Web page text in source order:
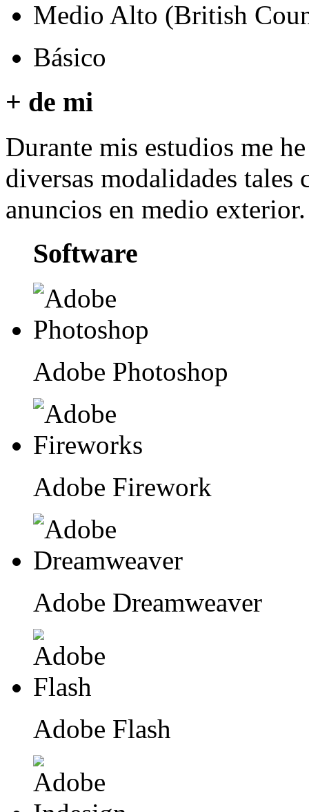
Medio Alto (British
Básico
+ de mi
Durante mis estudios me
diversas modalidades
anuncios en medio exterior.
Software
Adobe Photoshop
Adobe Firework
Adobe Dreamweaver
Adobe Flash